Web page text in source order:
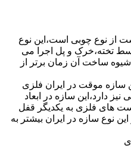
از نوع چوبی است،این نوع
تخته،خرک و پل اجرا می
شیوه ساخت آن زمان برتر از
سازه موقت در ایران فلزی
دارد،این سازه در ابعاد
های فلزی به یکدیگر قفل
نوع سازه در ایران بیشتر به